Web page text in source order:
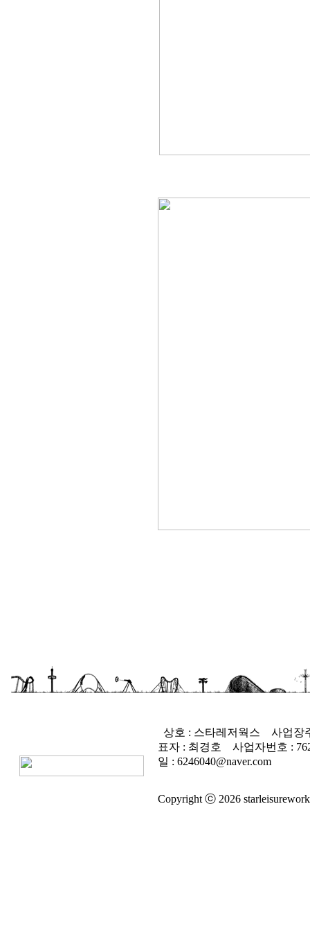
상호 : 스타레저웍스
사업장
표자 : 최경호
사업자번호 :
일 : 6246040@naver.com
Copyright ⓒ 2026